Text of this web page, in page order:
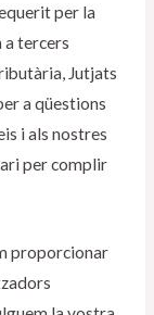
per la
a tercers
Jutjats
a qüestions
i als nostres
per complir
proporcionar